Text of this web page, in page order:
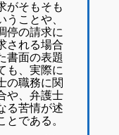
がそもそも
ことや、
停の請求に
される場合
書面の表題
も、実際に
の職務に関
や、弁護士
る苦情が述
である。